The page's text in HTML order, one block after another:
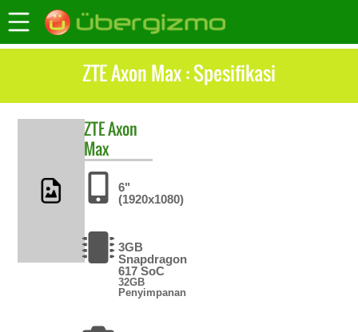
ZTE Axon Max : Spesifikasi
ZTEAxon
Max
6"
(1920x1080)
3GB
Snapdragon
617 SoC
32GB
Penyimpanan